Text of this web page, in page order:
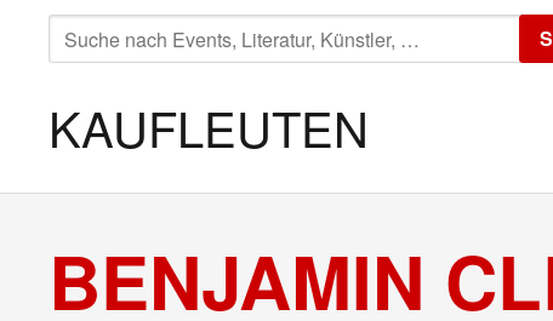
SUCHE
NACH:
KAUFLEUTEN
BENJAMIN